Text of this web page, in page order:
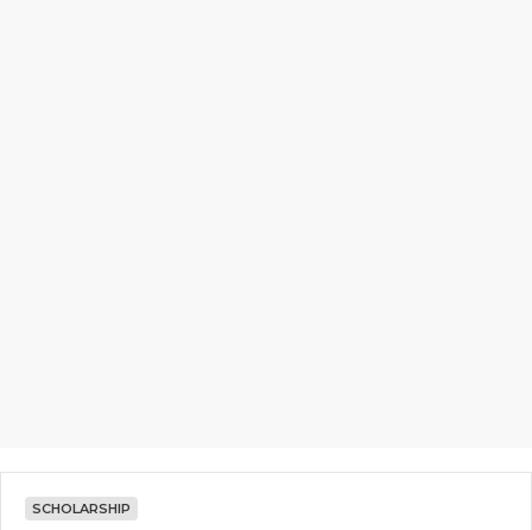
SCHOLARSHIP